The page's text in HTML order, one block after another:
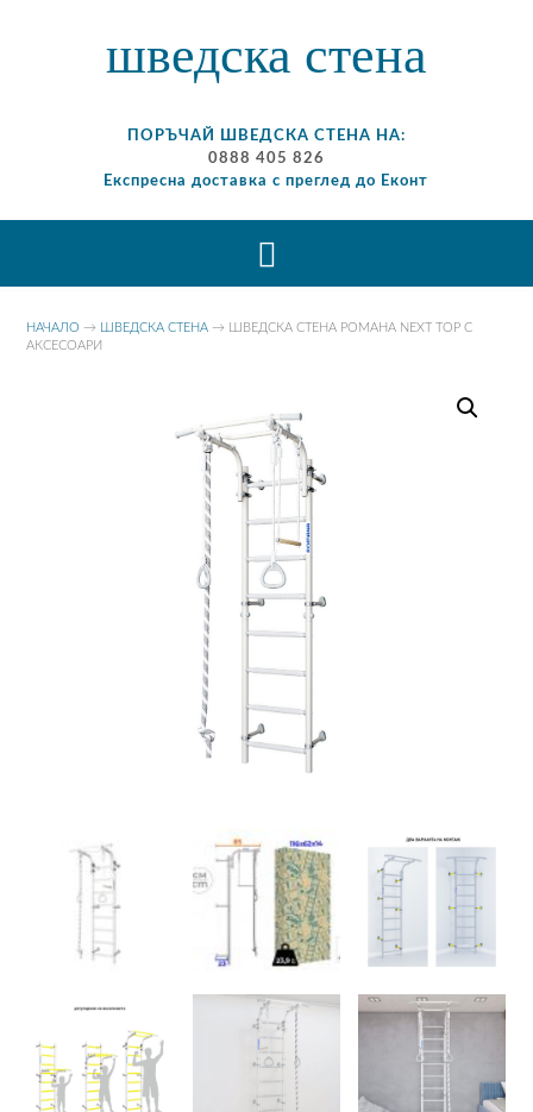
шведска стена
ПОРЪЧАЙ ШВЕДСКА СТЕНА НА:
0888 405 826
Експресна доставка с преглед до Еконт
НАЧАЛО → ШВЕДСКА СТЕНА → ШВЕДСКА СТЕНА РОМАНА NEXT TOP С
АКСЕСОАРИ